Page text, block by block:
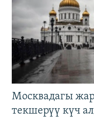
Москвадагы
текшерүү күч